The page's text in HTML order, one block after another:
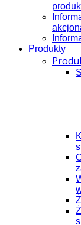
Produkty